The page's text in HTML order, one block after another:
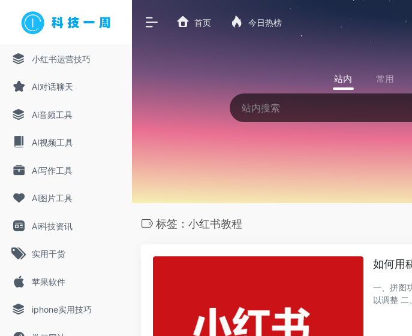
小红书运营技巧
AI对话聊天
Ai音频工具
AI视频工具
Ai写作工具
Ai图片工具
Ai科技资讯
实用干货
苹果软件
iphone实用技巧
首页 今日热榜
站内 常用
标签：小红书教程
如何用
一、拼图功能 步骤一：选择【小红书】模板，点击【在线拼图】 步骤二：选